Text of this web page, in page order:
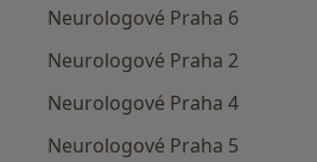
Neurologové Praha 6
Neurologové Praha 2
Neurologové Praha 4
Neurologové Praha 5